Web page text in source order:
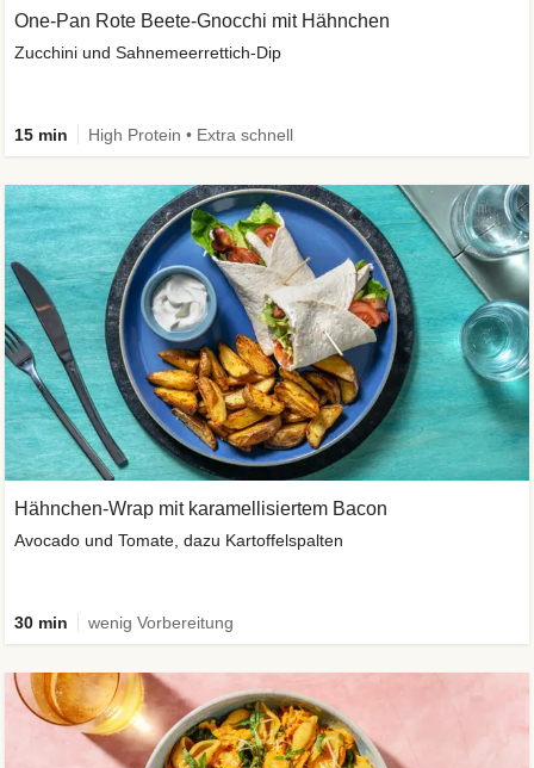
One-Pan Rote Beete-Gnocchi mit Hähnchen
Zucchini und Sahnemeerrettich-Dip
15 min High Protein • Extra schnell
Hähnchen-Wrap mit karamellisiertem Bacon
Avocado und Tomate, dazu Kartoffelspalten
30 min wenig Vorbereitung